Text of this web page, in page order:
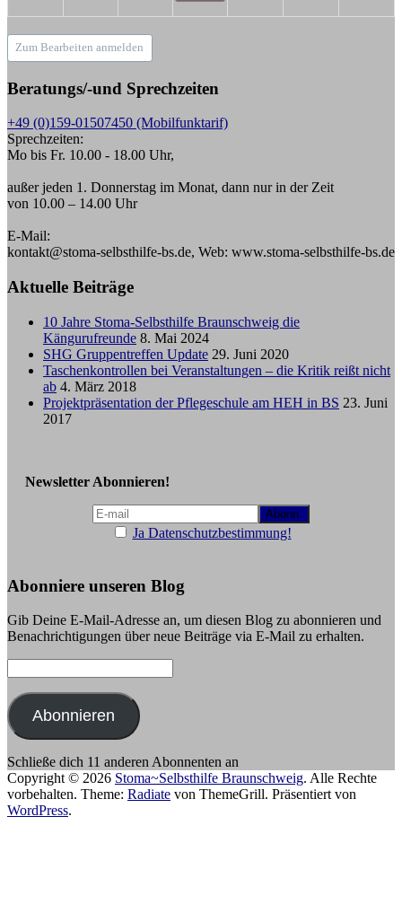
Zum Bearbeiten anmelden
Beratungs/-und Sprechzeiten
+49 (0)159-01507450 (Mobilfunktarif)
Sprechzeiten:
Mo bis Fr. 10.00 - 18.00 Uhr,
außer jeden 1. Donnerstag im Monat, dann nur in der Zeit
von 10.00 – 14.00 Uhr
E-Mail:
kontakt@stoma-selbsthilfe-bs.de, Web: www.stoma-selbsthilfe-bs.de
Aktuelle Beiträge
10 Jahre Stoma-Selbsthilfe Braunschweig die
Kängurufreunde 8. Mai 2024
SHG Gruppentreffen Update 29. Juni 2020
Taschenkontrollen bei Veranstaltungen – die Kritik reißt nicht
ab 4. März 2018
Projektpräsentation der Pflegeschule am HEH in BS 23. Juni
2017
Newsletter Abonnieren!
Ja Datenschutzbestimmung!
Abonniere unseren Blog
Gib Deine E-Mail-Adresse an, um diesen Blog zu abonnieren und
Benachrichtigungen über neue Beiträge via E-Mail zu erhalten.
Mail-
Adresse:
Abonnieren
Schließe dich 11 anderen Abonnenten an
Copyright © 2026 Stoma~Selbsthilfe Braunschweig. Alle Rechte
vorbehalten. Theme: Radiate von ThemeGrill. Präsentiert von
WordPress.